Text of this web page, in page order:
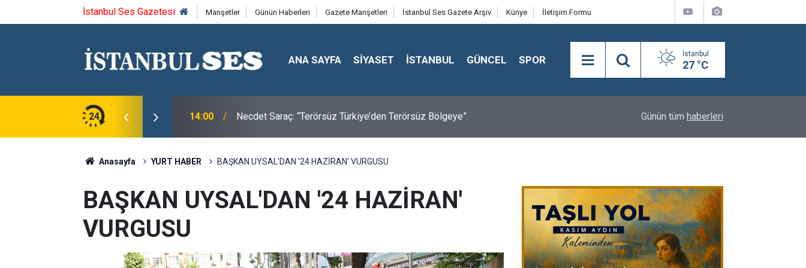
İstanbul Ses Gazetesi Manşetler Günün Haberleri Gazete Manşetleri İstanbul Ses Gazete Arşiv Künye İletişim Formu
ANA SAYFA SİYASET İSTANBUL GÜNCEL SPOR İstanbul
27 °C
24
Terörsüz Bölgeye” 14:00 Necdet Saraç: “Terörsüz Türkiye’den Terörsüz Bölgeye” Adana Altın Koza’dan Suna Selen, Macit Koper
Günün tüm haberleri
Anasayfa YURT HABER BAŞKAN UYSAL'DAN '24 HAZİRAN' VURGUSU
BAŞKAN UYSAL'DAN '24 HAZİRAN'
VURGUSU